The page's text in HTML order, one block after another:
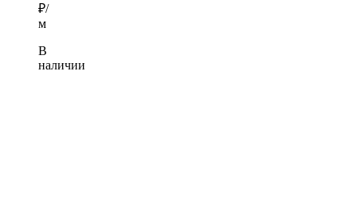
₽/
м
В
наличии